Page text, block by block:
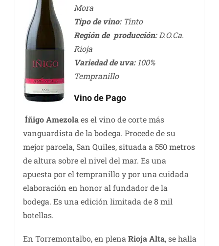
Mora
Tipo de vino:Tinto
Región de producción:D.O.Ca.
Rioja
Variedad de uva:100%
Tempranillo
Vino de Pago
Íñigo Amezolaes el vino de corte más
vanguardista de la bodega. Procede de su
mejor parcela, San Quiles, situada a 550 metros
de altura sobre el nivel del mar. Es una
apuesta por el tempranillo y por una cuidada
elaboración en honor al fundador de la
bodega. Es una edición limitada de 8 mil
botellas.
En Torremontalbo, en plena Rioja Alta, se halla